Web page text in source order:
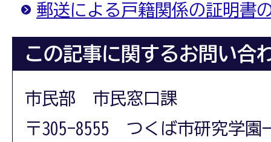
郵送による戸籍関係の証明書
この記事に関するお問い合
市民部 市民窓口課
〒305-8555 つくば市研究学園